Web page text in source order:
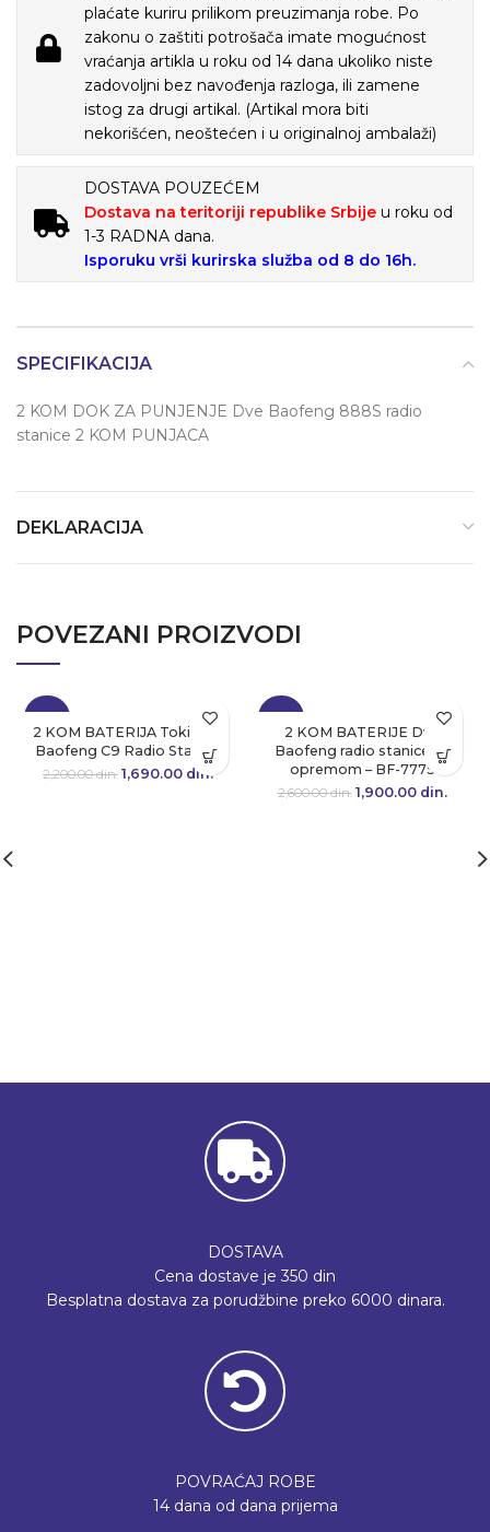
plaćate kuriru prilikom preuzimanja robe. Po
zakonu o zaštiti potrošača imate mogućnost
vraćanja artikla u roku od 14 dana ukoliko niste
zadovoljni bez navođenja razloga, ili zamene
istog za drugi artikal. (Artikal mora biti
nekorišćen, neoštećen i u originalnoj ambalaži)
DOSTAVA POUZEĆEM
Dostava na teritoriji republike Srbije u roku od
1-3 RADNA dana.
Isporuku vrši kurirska služba od 8 do 16h.
SPECIFIKACIJA
2 KOM DOK ZA PUNJENJE Dve Baofeng 888S radio
stanice 2 KOM PUNJACA
DEKLARACIJA
POVEZANI PROIZVODI
-23%
2 KOM BATERIJA Toki Voki
Baofeng C9 Radio Stanice
2,200.00din. Originalna cena
1,690.00 din.
cena je:
-27%
2 KOM BATERIJE Dve
Baofeng radio stanice sa
opremom – BF-777S
2,600.00din. Originalna cena
1,900.00 din.
DOSTAVA
Cena dostave je 350 din
Besplatna dostava za porudžbine preko 6000 dinara.
POVRAĆAJ ROBE
14 dana od dana prijema